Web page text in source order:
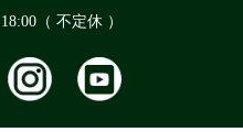
（ 不定休 ）